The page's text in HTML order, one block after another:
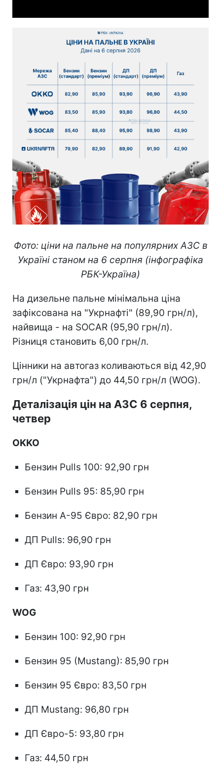
Фото: ціни на пальне на популярних АЗС в
Україні станом на 6 серпня (інфографіка
РБК-Україна)
На дизельне пальне мінімальна ціна
зафіксована на "Укрнафті" (89,90 грн/л),
найвища - на SOCAR (95,90 грн/л).
Різниця становить 6,00 грн/л.
Цінники на автогаз коливаються від 42,90
грн/л ("Укрнафта") до 44,50 грн/л (WOG).
Деталізація цін на АЗС 6 серпня,
четвер
OKKO
Бензин Pulls 100: 92,90 грн
Бензин Pulls 95: 85,90 грн
Бензин А-95 Євро: 82,90 грн
ДП Pulls: 96,90 грн
ДП Євро: 93,90 грн
Газ: 43,90 грн
WOG
Бензин 100: 92,90 грн
Бензин 95 (Mustang): 85,90 грн
Бензин 95 Євро: 83,50 грн
ДП Mustang: 96,80 грн
ДП Євро-5: 93,80 грн
Газ: 44,50 грн